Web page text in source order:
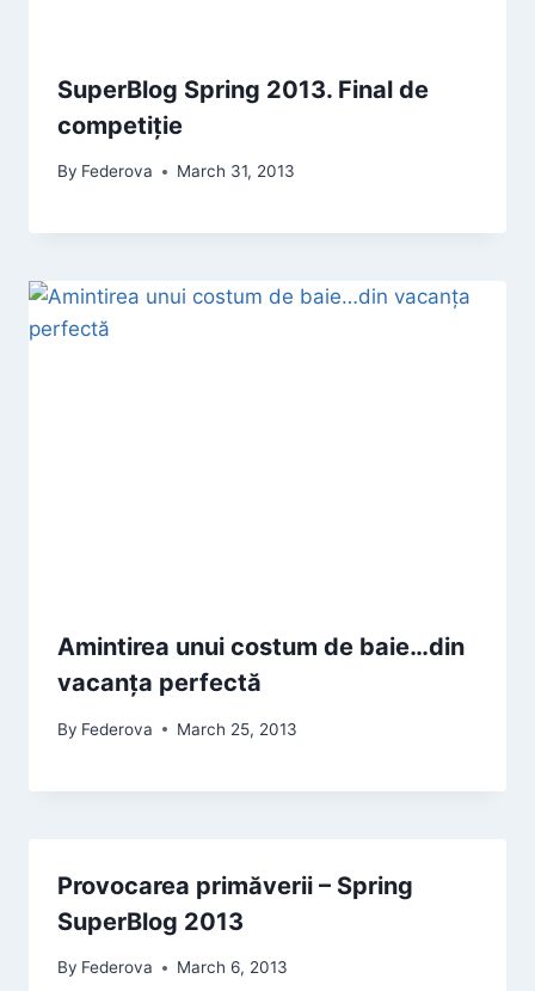
SuperBlog Spring 2013. Final de
competiție
By Federova March 31, 2013
Amintirea unui costum de baie…din
vacanța perfectă
By Federova March 25, 2013
Provocarea primăverii – Spring
SuperBlog 2013
By Federova March 6, 2013